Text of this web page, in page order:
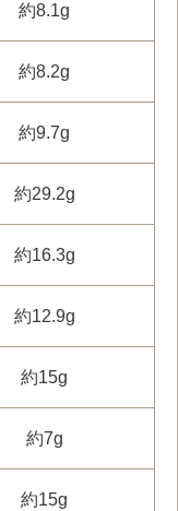
約8.1g
約8.2g
約9.7g
約29.2g
約16.3g
約12.9g
約15g
約7g
約15g